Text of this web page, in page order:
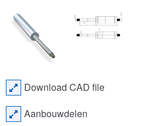
Download CAD file
Aanbouwdelen